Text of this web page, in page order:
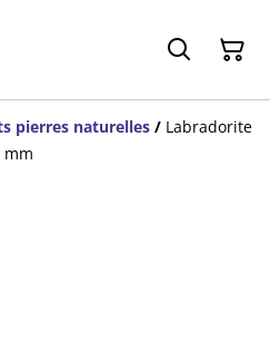
pierres naturelles / Labradorite
mm